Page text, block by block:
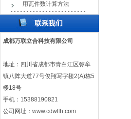
用瓦件数计算方法
成都万联立合科技有限公司
地址：四川省成都市青白江区弥牟
镇八阵大道77号俊翔写字楼2(A)栋5
楼18号
手机：15388190821
公司网址： www.cdwllh.com